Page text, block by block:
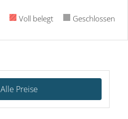
Voll belegt Geschlossen
Alle Preise